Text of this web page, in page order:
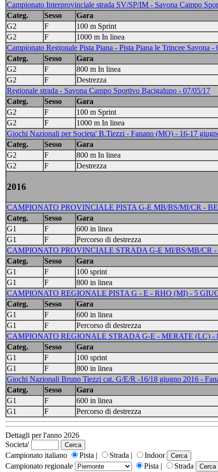
Campionato Interprovinciale strada SV/SP/IM - Savona Campo
Categ.
Sesso
Gara
G2
F
100 m Sprint
G2
F
1000 m In linea
Campionato Regionale Pista Piana - Pista Piana le Trincee Savona -
Categ.
Sesso
Gara
G2
F
800 m In linea
G2
F
Destrezza
Regionale strada - Savona Campo Sportivo Bacigalupo - 07/05/17
Categ.
Sesso
Gara
G2
F
100 m Sprint
G2
F
1000 m In linea
Giochi Nazionali per Societa' B.Tiezzi - Fanano (MO) - 16-17
Categ.
Sesso
Gara
G2
F
800 m In linea
G2
F Destrezza
2016
CAMPIONATO PROVINCIALE PISTA G-E MB/BS/MI/CR -
Categ.
Sesso
Gara
G1
F
600 in linea
G1
F
Percorso di destrezza
CAMPIONATO PROVINCIALE STRADA G-E MI/BS/MB/CR
Categ.
Sesso
Gara
G1
F
100 sprint
G1
F
800 in linea
CAMPIONATO REGIONALE PISTA G - E - RHO (MI) - 5
Categ.
Sesso
Gara
G1
F
600 in linea
G1
F
Percorso di destrezza
CAMPIONATO REGIONALE STRADA G-E - MERATE (LC) -
Categ.
Sesso
Gara
G1
F
100 sprint
G1
F
800 in linea
Giochi Nazionali Bruno Tiezzi cat. G/E/R -16/18 giugno 2016 -
Categ.
Sesso
Gara
G1
F
600 in linea
G1
F Percorso di destrezza
Dettagli per l'anno 2026
Societa'
Campionato italiano
Pista | Strada |
Indoor
Campionato regionale
Pista |
Strada